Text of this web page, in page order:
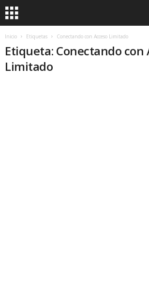
Inicio Etiquetas Conectando con Acceso Limitado
Etiqueta: Conectando con
Limitado